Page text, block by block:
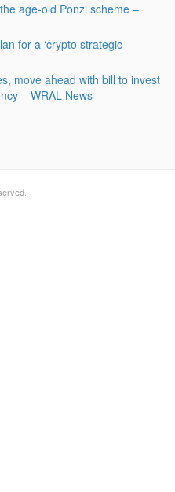
age-old Ponzi scheme –
for a ‘crypto strategic
move ahead with bill to invest
– WRAL News